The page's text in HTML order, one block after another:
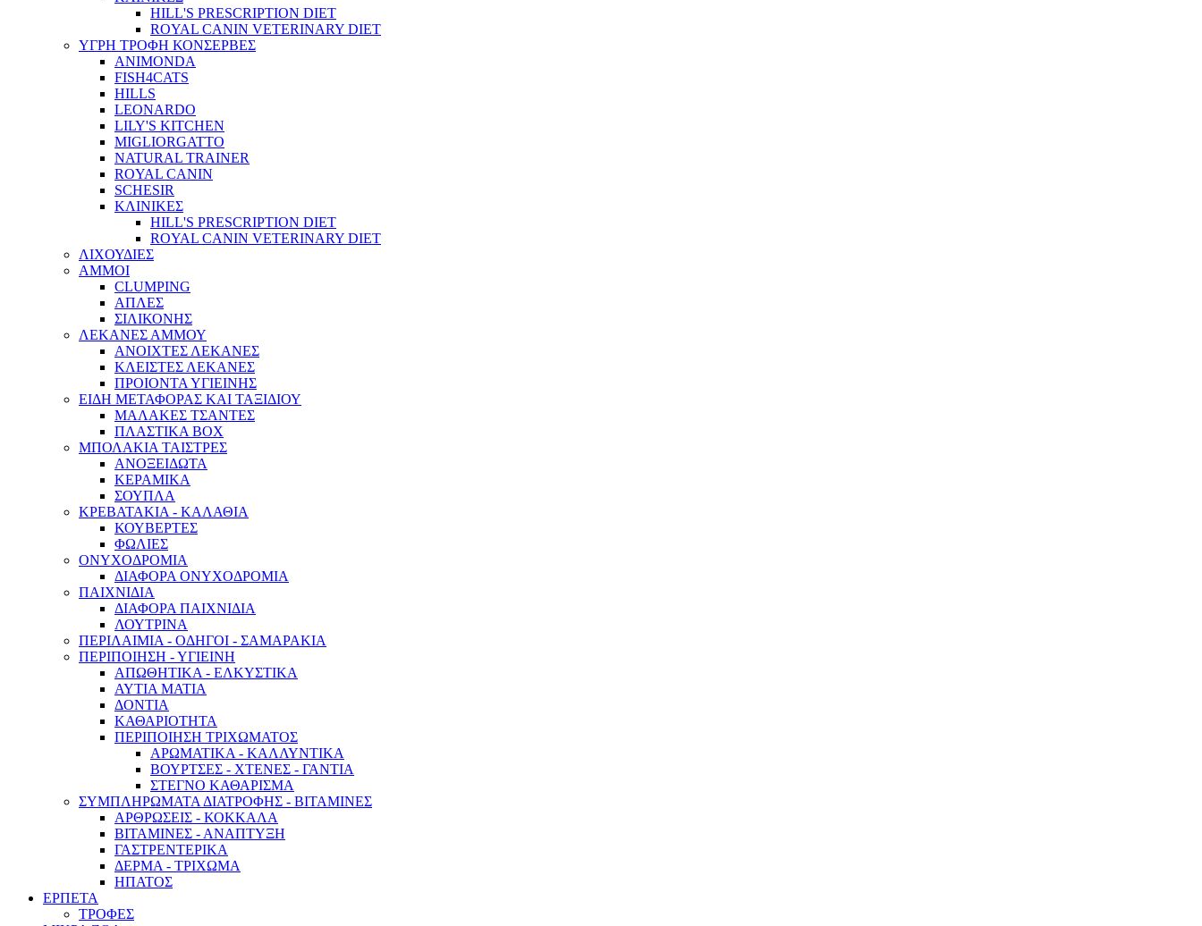
HILL'S PRESCRIPTION DIET
ROYAL CANIN VETERINARY DIET
ΥΓΡΗ ΤΡΟΦΗ ΚΟΝΣΕΡΒΕΣ
ANIMONDA
FISH4CATS
HILLS
LEONARDO
LILY'S KITCHEN
MIGLIORGATTO
NATURAL TRAINER
ROYAL CANIN
SCHESIR
ΚΛΙΝΙΚΕΣ
HILL'S PRESCRIPTION DIET
ROYAL CANIN VETERINARY DIET
ΛΙΧΟΥΔΙΕΣ
ΑΜΜΟΙ
CLUMPING
ΑΠΛΕΣ
ΣΙΛΙΚΟΝΗΣ
ΛΕΚΑΝΕΣ ΑΜΜΟΥ
ΑΝΟΙΧΤΕΣ ΛΕΚΑΝΕΣ
ΚΛΕΙΣΤΕΣ ΛΕΚΑΝΕΣ
ΠΡΟΙΟΝΤΑ ΥΓΙΕΙΝΗΣ
ΕΙΔΗ ΜΕΤΑΦΟΡΑΣ ΚΑΙ ΤΑΞΙΔΙΟΥ
ΜΑΛΑΚΕΣ ΤΣΑΝΤΕΣ
ΠΛΑΣΤΙΚΑ BOX
ΜΠΟΛΑΚΙΑ ΤΑΙΣΤΡΕΣ
ΑΝΟΞΕΙΔΩΤΑ
ΚΕΡΑΜΙΚΑ
ΣΟΥΠΛΑ
ΚΡΕΒΑΤΑΚΙΑ - ΚΑΛΑΘΙΑ
ΚΟΥΒΕΡΤΕΣ
ΦΩΛΙΕΣ
ΟΝΥΧΟΔΡΟΜΙΑ
ΔΙΑΦΟΡΑ ΟΝΥΧΟΔΡΟΜΙΑ
ΠΑΙΧΝΙΔΙΑ
ΔΙΑΦΟΡΑ ΠΑΙΧΝΙΔΙΑ
ΛΟΥΤΡΙΝΑ
ΠΕΡΙΛΑΙΜΙΑ - ΟΔΗΓΟΙ - ΣΑΜΑΡΑΚΙΑ
ΠΕΡΙΠΟΙΗΣΗ - ΥΓΙΕΙΝΗ
ΑΠΩΘΗΤΙΚΑ - ΕΛΚΥΣΤΙΚΑ
ΑΥΤΙΑ ΜΑΤΙΑ
ΔΟΝΤΙΑ
ΚΑΘΑΡΙΟΤΗΤΑ
ΠΕΡΙΠΟΙΗΣΗ ΤΡΙΧΩΜΑΤΟΣ
ΑΡΩΜΑΤΙΚΑ - ΚΑΛΛΥΝΤΙΚΑ
ΒΟΥΡΤΣΕΣ - ΧΤΕΝΕΣ - ΓΑΝΤΙΑ
ΣΤΕΓΝΟ ΚΑΘΑΡΙΣΜΑ
ΣΥΜΠΛΗΡΩΜΑΤΑ ΔΙΑΤΡΟΦΗΣ - ΒΙΤΑΜΙΝΕΣ
ΑΡΘΡΩΣΕΙΣ - ΚΟΚΚΑΛΑ
ΒΙΤΑΜΙΝΕΣ - ΑΝΑΠΤΥΞΗ
ΓΑΣΤΡΕΝΤΕΡΙΚΑ
ΔΕΡΜΑ - ΤΡΙΧΩΜΑ
ΗΠΑΤΟΣ
ΕΡΠΕΤΑ
ΤΡΟΦΕΣ